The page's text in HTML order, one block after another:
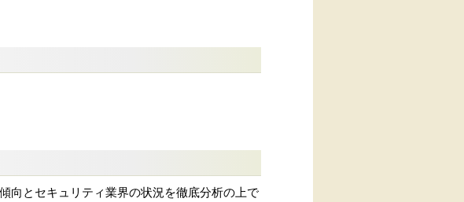
向とセキュリティ業界の状況を徹底分析の上で